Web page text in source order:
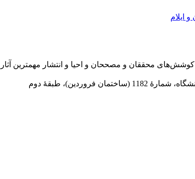
ایلام
در سال 1372 ش به قصد حمایت از كوشش‌های محققان و مصححان و احیا و
طبقۀ دوم